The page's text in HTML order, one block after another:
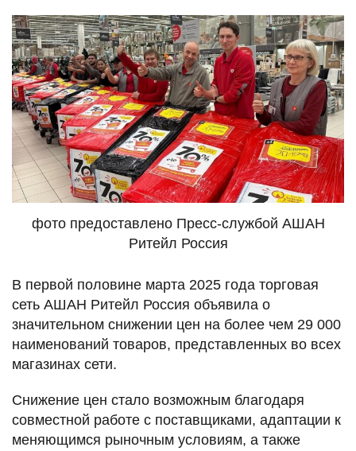
фото предоставлено Пресс-службой АШАН
Ритейл Россия
В первой половине марта 2025 года торговая
сеть АШАН Ритейл Россия объявила о
значительном снижении цен на более чем 29 000
наименований товаров, представленных во всех
магазинах сети.
Снижение цен стало возможным благодаря
совместной работе с поставщиками, адаптации к
меняющимся рыночным условиям, а также